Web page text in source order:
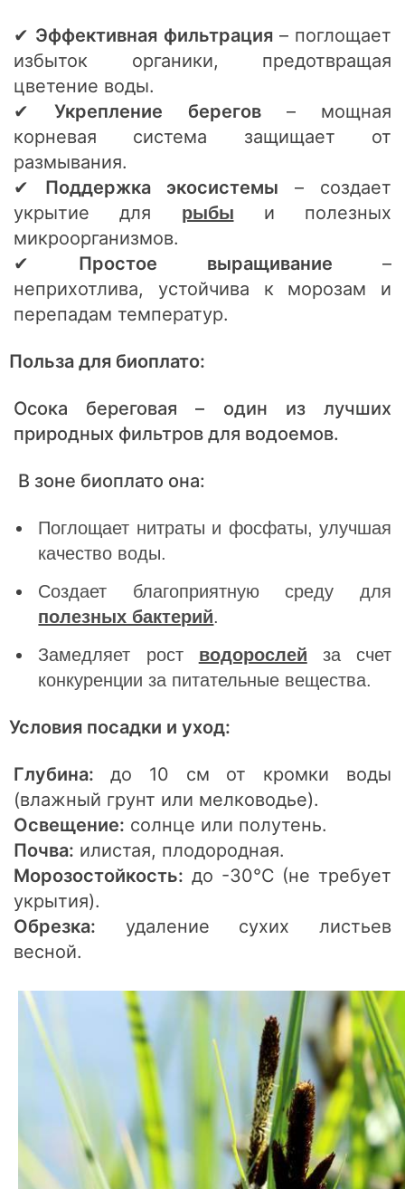
✔ Эффективная фильтрация– поглощает
избыток органики, предотвращая
цветение воды.
✔Укрепление берегов– мощная
корневая система защищает от
размывания.
✔ Поддержка экосистемы – создает
укрытие для
рыбы и полезных
микроорганизмов.
✔ Простое выращивание –
неприхотлива, устойчива к морозам и
перепадам температур.
Польза для биоплато:
Осока береговая – один из лучших
природных фильтров для водоемов.
В зоне биоплато она:
Поглощает нитраты и фосфаты, улучшая
качество воды.
Создает благоприятную среду для
полезных бактерий.
Замедляет рост водорослей за счет
конкуренции за питательные вещества.
Условия посадки и уход:
Глубина:
до 10 см от кромки воды
(влажный грунт или мелководье).
Освещение: солнце или полутень.
Почва: илистая, плодородная.
Морозостойкость: до -30°C (не требует
укрытия).
Обрезка: удаление сухих листьев
весной.